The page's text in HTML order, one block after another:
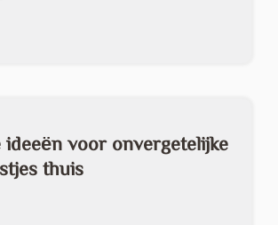
ideeën voor onvergetelijke
thuis